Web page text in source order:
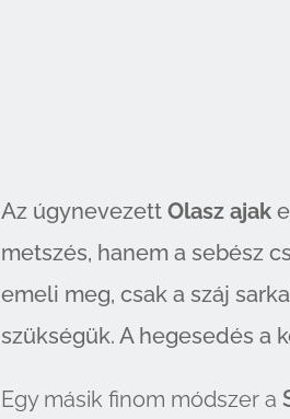
Az úgynevezettOlasz ajak
metszés, hanem a sebész
emeli meg, csak a száj
szükségük. A hegesedés a
Egy másik finom módszer a